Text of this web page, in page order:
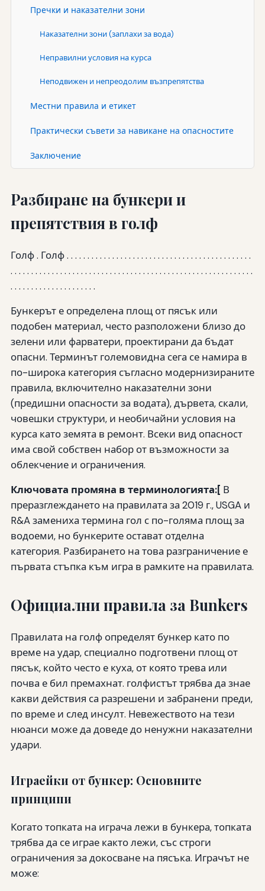
Пречки и наказателни зони
Наказателни зони (заплахи за вода)
Неправилни условия на курса
Неподвижен и непреодолим възпрепятства
Местни правила и етикет
Практически съвети за навикане на опасностите
Заключение
Разбиране на бункери и
препятствия в голф
Голф . Голф . . . . . . . . . . . . . . . . . . . . . . . . . . . . . . . . . . . . . . . . . . . . .
. . . . . . . . . . . . . . . . . . . . . . . . . . . . . . . . . . . . . . . . . . . . . . . . . . . . . . . . . . .
. . . . . . . . . . . . . . . . . . . . .
Бункерът е определена площ от пясък или
подобен материал, често разположени близо до
зелени или фарватери, проектирани да бъдат
опасни. Терминът големовидна сега се намира в
по-широка категория съгласно модернизираните
правила, включително наказателни зони
(предишни опасности за водата), дървета, скали,
човешки структури, и необичайни условия на
курса като земята в ремонт. Всеки вид опасност
има свой собствен набор от възможности за
облекчение и ограничения.
Ключовата промяна в терминологията:[ В
преразглеждането на правилата за 2019 г., USGA и
R&A замениха термина гол с по-голяма площ за
водоеми, но бункерите остават отделна
категория. Разбирането на това разграничение е
първата стъпка към игра в рамките на правилата.
Официални правила за Bunkers
Правилата на голф определят бункер като по
време на удар, специално подготвени площ от
пясък, който често е куха, от която трева или
почва е бил премахнат. голфистът трябва да знае
какви действия са разрешени и забранени преди,
по време и след инсулт. Невежеството на тези
нюанси може да доведе до ненужни наказателни
удари.
Играейки от бункер: Основните
принципи
Когато топката на играча лежи в бункера, топката
трябва да се играе както лежи, със строги
ограничения за докосване на пясъка. Играчът не
може: